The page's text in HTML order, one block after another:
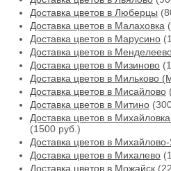
Доставка цветов в Люберцы
Доставка цветов в Малаховка
Доставка цветов в Марусино
Доставка цветов в
Доставка цветов в Мизиново
Доставка цветов в Мильково
Доставка цветов в Мисайлово
Доставка цветов в Митино
Доставка цветов в
(1500 руб.)
Доставка цветов в
Доставка цветов в Михалево
Доставка цветов в Можайск